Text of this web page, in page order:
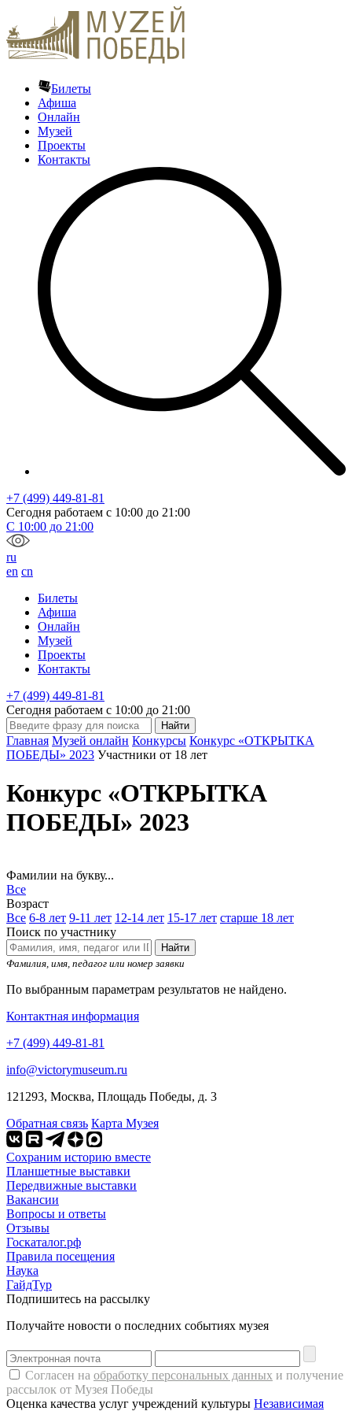
Билеты
Афиша
Онлайн
Музей
Проекты
Контакты
+7 (499) 449-81-81
Сегодня работаем с 10:00 до 21:00
С 10:00 до 21:00
ru
en cn
Билеты
Афиша
Онлайн
Музей
Проекты
Контакты
+7 (499) 449-81-81
Сегодня работаем с 10:00 до 21:00
Главная Музей онлайн Конкурсы Конкурс «ОТКРЫТКА
ПОБЕДЫ» 2023 Участники от 18 лет
Конкурс «ОТКРЫТКА
ПОБЕДЫ» 2023
Фамилии на букву...
Все
Возраст
Все 6-8 лет 9-11 лет 12-14 лет 15-17 лет старше 18 лет
Поиск по участнику
Найти
Фамилия, имя, педагог или номер заявки
По выбранным параметрам результатов не найдено.
Контактная информация
+7 (499) 449-81-81
info@victorymuseum.ru
121293, Москва, Площадь Победы, д. 3
Обратная связь Карта Музея
Сохраним историю вместе
Планшетные выставки
Передвижные выставки
Вакансии
Вопросы и ответы
Отзывы
Госкаталог.рф
Правила посещения
Наука
ГайдТур
Подпишитесь на рассылку
Получайте новости о последних событиях музея
Согласен на обработку персональных данных и получение
рассылок от Музея Победы
Оценка качества услуг учреждений культуры Независимая